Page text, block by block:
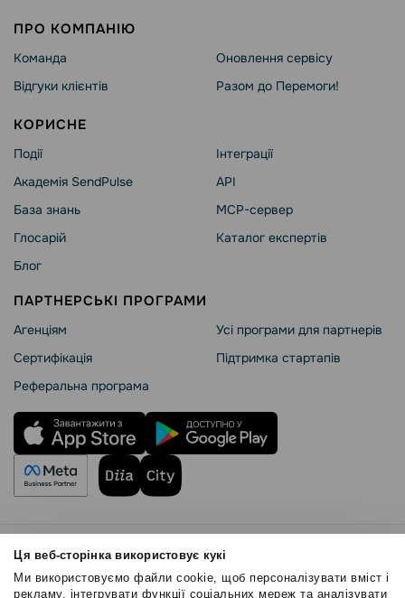
Ця веб-сторінка використовує кукі
Ми використовуємо файли cookie, щоб персоналізувати вміст і
рекламу, інтегрувати функції соціальних мереж та аналізувати
ПРО КОМПАНІЮ
Команда
Відгуки клієнтів
Оновлення сервісу
Разом до Перемоги!
КОРИСНЕ
Події
Академія SendPulse
База знань
Глосарій
Блог
Інтеграції
API
MCP-сервер
Каталог експертів
ПАРТНЕРСЬКІ ПРОГРАМИ
Агенціям
Сертифікація
Реферальна програма
Усі програми для партнерів
Підтримка стартапів
Правила користування
Політика Cookies
Безпека SendPulse